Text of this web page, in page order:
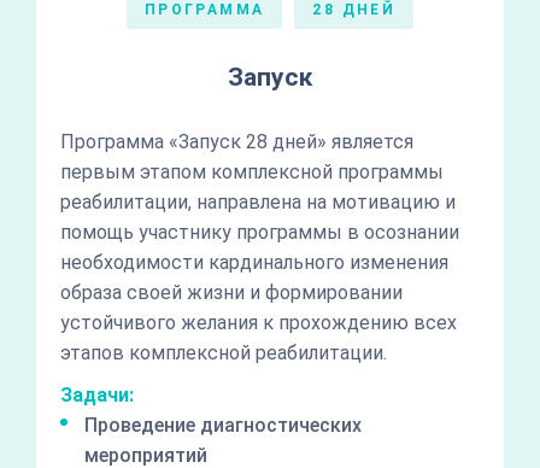
ПРОГРАММА 28 ДНЕЙ
Запуск
Программа «Запуск 28 дней» является
первым этапом комплексной программы
реабилитации, направлена на мотивацию и
помощь участнику программы в осознании
необходимости кардинального изменения
образа своей жизни и формировании
устойчивого желания к прохождению всех
этапов комплексной реабилитации.
Задачи:
Проведение диагностических
мероприятий